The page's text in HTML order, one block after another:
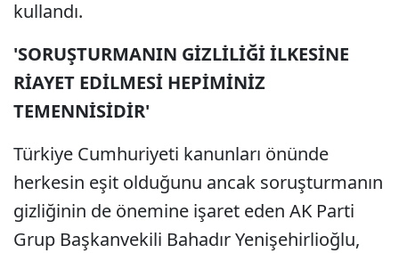
kullandı.
'SORUŞTURMANIN GİZLİLİĞİ İLKESİNE
RİAYET EDİLMESİ HEPİMİNİZ
TEMENNİSİDİR'
Türkiye Cumhuriyeti kanunları önünde
herkesin eşit olduğunu ancak soruşturmanın
gizliğinin de önemine işaret eden AK Parti
Grup Başkanvekili Bahadır Yenişehirlioğlu,